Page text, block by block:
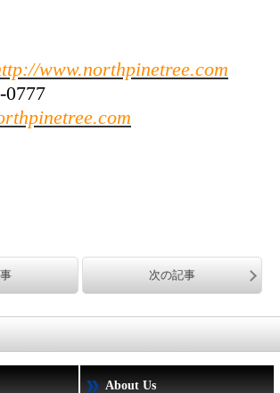
www.northpinetree.com
0777
次の記事
About Us